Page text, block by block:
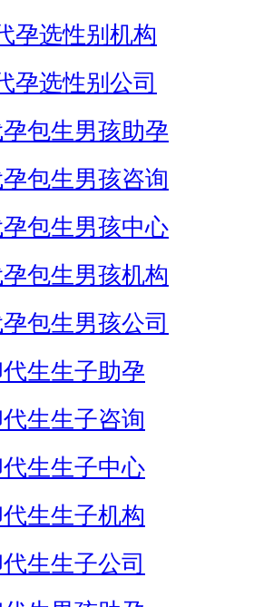
孕选性别机构
孕选性别公司
包生男孩助孕
包生男孩咨询
孕包生男孩中心
包生男孩机构
包生男孩公司
生生子助孕
生生子咨询
生生子中心
生生子机构
生生子公司